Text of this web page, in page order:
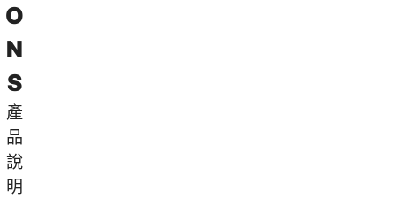
O
N
S
產
品
說
明